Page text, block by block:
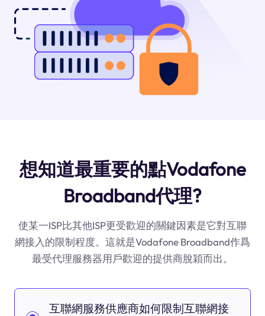
想知道最重要的點Vodafone
Broadband代理?
使某一ISP比其他ISP更受歡迎的關鍵因素是它對互聯
網接入的限制程度。這就是Vodafone Broadband作爲
最受代理服務器用戶歡迎的提供商脫穎而出。
互聯網服務供應商如何限制互聯網接